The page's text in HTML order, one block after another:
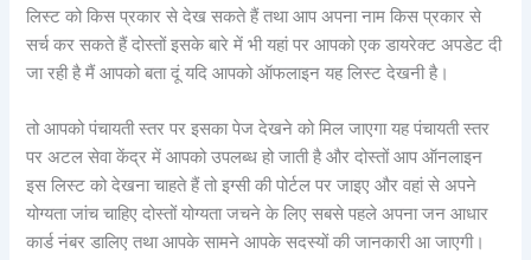
लिस्ट को किस प्रकार से देख सकते हैं तथा आप अपना नाम किस प्रकार से
सर्च कर सकते हैं दोस्तों इसके बारे में भी यहां पर आपको एक डायरेक्ट अपडेट दी
जा रही है मैं आपको बता दूं यदि आपको ऑफलाइन यह लिस्ट देखनी है।
तो आपको पंचायती स्तर पर इसका पेज देखने को मिल जाएगा यह पंचायती स्तर
पर अटल सेवा केंद्र में आपको उपलब्ध हो जाती है और दोस्तों आप ऑनलाइन
इस लिस्ट को देखना चाहते हैं तो इग्सी की पोर्टल पर जाइए और वहां से अपने
योग्यता जांच चाहिए दोस्तों योग्यता जचने के लिए सबसे पहले अपना जन आधार
कार्ड नंबर डालिए तथा आपके सामने आपके सदस्यों की जानकारी आ जाएगी।